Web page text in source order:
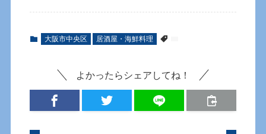
大阪市中央区 居酒屋・海鮮料理
よかったらシェアしてね！